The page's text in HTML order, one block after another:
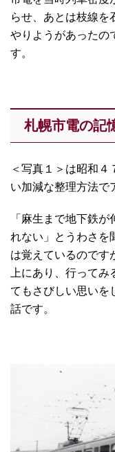
らせ、あとは枝線を
やりようがあったの
す。
札幌市電の記
＜写真１＞は昭和
い加減な整理方法で
「麻生まで地下鉄
れない」とうわさを
は覚えているのです
上にあり、行って
てもさびしい思いを
話です。